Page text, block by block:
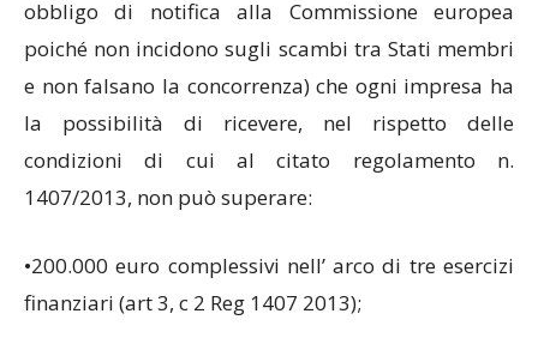
obbligo di notifica alla Commissione europea
poiché non incidono sugli scambi tra Stati membri
e non falsano la concorrenza) che ogni impresa ha
la possibilità di ricevere, nel rispetto delle
condizioni di cui al citato regolamento n.
1407/2013, non può superare:
•200.000 euro complessivi nell’ arco di tre esercizi
finanziari (art 3, c 2 Reg 1407 2013);